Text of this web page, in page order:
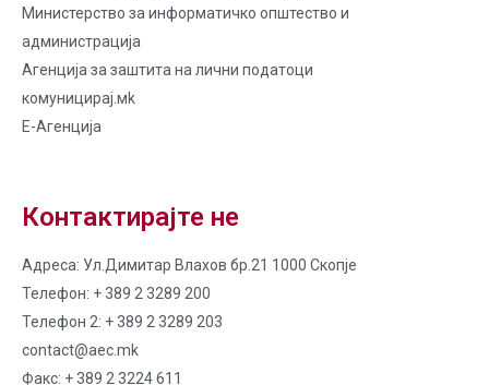
Министерство за информатичко општество и
администрација
Агенција за заштита на лични податоци
комуницирај.мk
Е-Агенција
Контактирајте не
Адреса: Ул.Димитар Влахов бр.21 1000 Скопје
Телефон: + 389 2 3289 200
Телефон 2: + 389 2 3289 203
contact@aec.mk
Факс: + 389 2 3224 611